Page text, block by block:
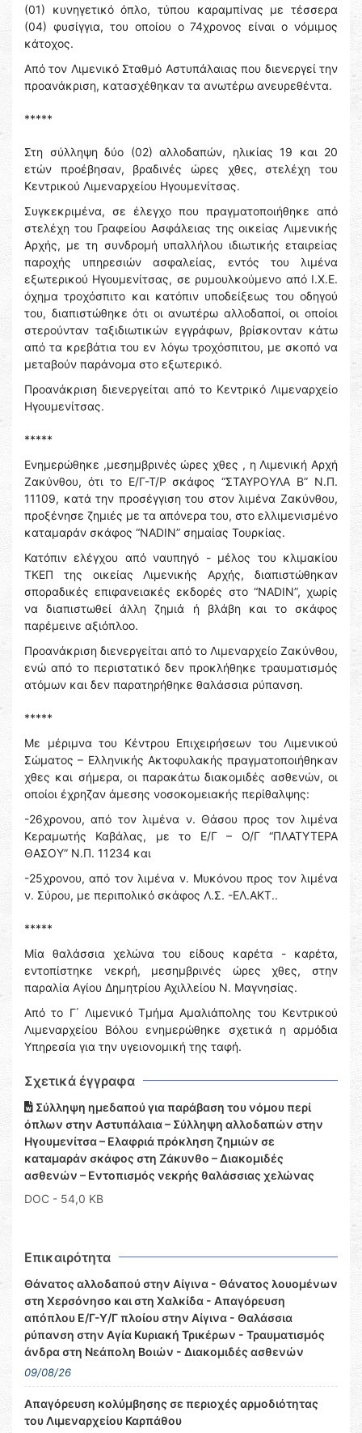
(01) κυνηγετικό όπλο, τύπου καραμπίνας με τέσσερα
(04) φυσίγγια, του οποίου ο 74χρονος είναι ο νόμιμος
κάτοχος.
Από τον Λιμενικό Σταθμό Αστυπάλαιας που διενεργεί την
προανάκριση, κατασχέθηκαν τα ανωτέρω ανευρεθέντα.
*****
Στη σύλληψη δύο (02) αλλοδαπών, ηλικίας 19 και 20
ετών προέβησαν, βραδινές ώρες χθες, στελέχη του
Κεντρικού Λιμεναρχείου Ηγουμενίτσας.
Συγκεκριμένα, σε έλεγχο που πραγματοποιήθηκε από
στελέχη του Γραφείου Ασφάλειας της οικείας Λιμενικής
Αρχής, με τη συνδρομή υπαλλήλου ιδιωτικής εταιρείας
παροχής υπηρεσιών ασφαλείας, εντός του λιμένα
εξωτερικού Ηγουμενίτσας, σε ρυμουλκούμενο από Ι.Χ.Ε.
όχημα τροχόσπιτο και κατόπιν υποδείξεως του οδηγού
του, διαπιστώθηκε ότι οι ανωτέρω αλλοδαποί, οι οποίοι
στερούνταν ταξιδιωτικών εγγράφων, βρίσκονταν κάτω
από τα κρεβάτια του εν λόγω τροχόσπιτου, με σκοπό να
μεταβούν παράνομα στο εξωτερικό.
Προανάκριση διενεργείται από το Κεντρικό Λιμεναρχείο
Ηγουμενίτσας.
*****
Ενημερώθηκε ,μεσημβρινές ώρες χθες , η Λιμενική Αρχή
Ζακύνθου, ότι το Ε/Γ-Τ/Ρ σκάφος “ΣΤΑΥΡΟΥΛΑ Β” Ν.Π.
11109, κατά την προσέγγιση του στον λιμένα Ζακύνθου,
προξένησε ζημιές με τα απόνερα του, στο ελλιμενισμένο
καταμαράν σκάφος “NADIN” σημαίας Τουρκίας.
Κατόπιν ελέγχου από ναυπηγό - μέλος του κλιμακίου
ΤΚΕΠ της οικείας Λιμενικής Αρχής, διαπιστώθηκαν
σποραδικές επιφανειακές εκδορές στο “NADIN”, χωρίς
να διαπιστωθεί άλλη ζημιά ή βλάβη και το σκάφος
παρέμεινε αξιόπλοο.
Προανάκριση διενεργείται από το Λιμεναρχείο Ζακύνθου,
ενώ από το περιστατικό δεν προκλήθηκε τραυματισμός
ατόμων και δεν παρατηρήθηκε θαλάσσια ρύπανση.
*****
Με μέριμνα του Κέντρου Επιχειρήσεων του Λιμενικού
Σώματος – Ελληνικής Ακτοφυλακής πραγματοποιήθηκαν
χθες και σήμερα, οι παρακάτω διακομιδές ασθενών, οι
οποίοι έχρηζαν άμεσης νοσοκομειακής περίθαλψης:
-26χρονου, από τον λιμένα ν. Θάσου προς τον λιμένα
Κεραμωτής Καβάλας, με το Ε/Γ – Ο/Γ “ΠΛΑΤΥΤΕΡΑ
ΘΑΣΟΥ” Ν.Π. 11234 και
-25χρονου, από τον λιμένα ν. Μυκόνου προς τον λιμένα
ν. Σύρου, με περιπολικό σκάφος Λ.Σ. -ΕΛ.ΑΚΤ..
*****
Μία θαλάσσια χελώνα του είδους καρέτα - καρέτα,
εντοπίστηκε νεκρή, μεσημβρινές ώρες χθες, στην
παραλία Αγίου Δημητρίου Αχιλλείου Ν. Μαγνησίας.
Από το Γ΄ Λιμενικό Τμήμα Αμαλιάπολης του Κεντρικού
Λιμεναρχείου Βόλου ενημερώθηκε σχετικά η αρμόδια
Υπηρεσία για την υγειονομική της ταφή.
Σχετικά έγγραφα
Σύλληψη ημεδαπού για παράβαση του νόμου περί
όπλων στην Αστυπάλαια – Σύλληψη αλλοδαπών στην
Ηγουμενίτσα – Ελαφριά πρόκληση ζημιών σε
καταμαράν σκάφος στη Ζάκυνθο – Διακομιδές
ασθενών – Εντοπισμός νεκρής θαλάσσιας χελώνας
DOC - 54,0 KB
Επικαιρότητα
Θάνατος αλλοδαπού στην Αίγινα - Θάνατος λουομένων
στη Χερσόνησο και στη Χαλκίδα - Απαγόρευση
απόπλου Ε/Γ-Υ/Γ πλοίου στην Αίγινα - Θαλάσσια
ρύπανση στην Αγία Κυριακή Τρικέρων - Τραυματισμός
άνδρα στη Νεάπολη Βοιών - Διακομιδές ασθενών
09/08/26
Απαγόρευση κολύμβησης σε περιοχές αρμοδιότητας
του Λιμεναρχείου Καρπάθου